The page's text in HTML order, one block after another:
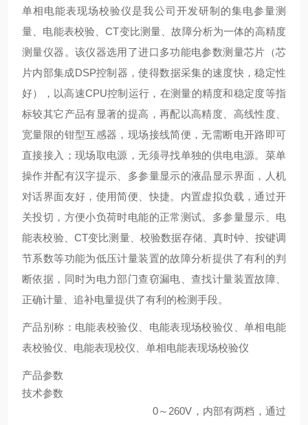
单相电能表现场校验仪是我公司开发研制的集电参量测
量、电能表校验、CT变比测量、故障分析为一体的高精度
测量仪器。该仪器选用了进口多功能电参数测量芯片（芯
片内部集成DSP控制器，使得数据采集的速度快，稳定性
好），以高速CPU控制运行，在测量的精度和稳定度等指
标较其它产品有显著的提高，再配以高精度、高线性度、
宽量限的钳型互感器，现场接线简便，无需断电开路即可
直接接入；现场取电源，无须寻找单独的供电电源。菜单
操作并配有汉字提示、多参量显示的液晶显示界面，人机
对话界面友好，使用简便、快捷。内置虚拟负载，通过开
关投切，方便小负荷时电能的正常测试。多参量显示、电
能表校验、CT变比测量、校验数据存储、真时钟、按键调
节系数等功能为低压计量装置的故障分析提供了有利的判
断依据，同时为电力部门查窃漏电、查找计量装置故障、
正确计量、追补电量提供了有利的检测手段。
产品别称：电能表校验仪、电能表现场校验仪、单相电能
表校验仪、电能表现校仪、单相电能表现场校验仪
产品参数
技术参数
0～260V，内部有两档，通过